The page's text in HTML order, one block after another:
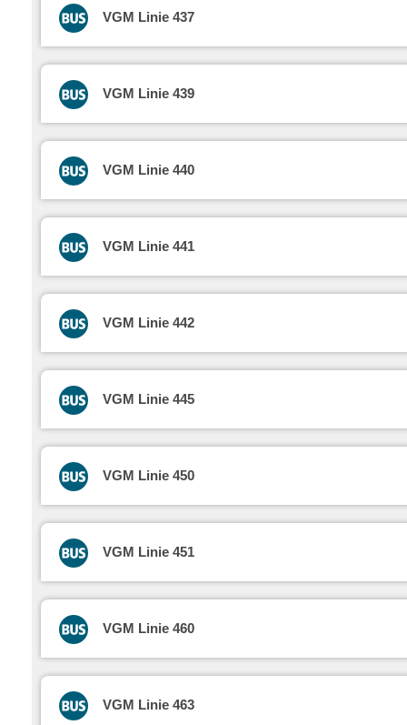
VGM Linie 437
VGM Linie 439
VGM Linie 440
VGM Linie 441
VGM Linie 442
VGM Linie 445
VGM Linie 450
VGM Linie 451
VGM Linie 460
VGM Linie 463